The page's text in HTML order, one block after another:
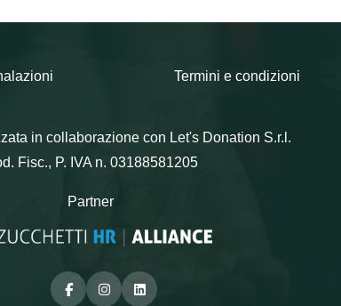
Termini e condizioni
in collaborazione con Let's Donation S.r.l.
Fisc., P. IVA n. 03188581205
Partner
FacebookInstagramLinkedin